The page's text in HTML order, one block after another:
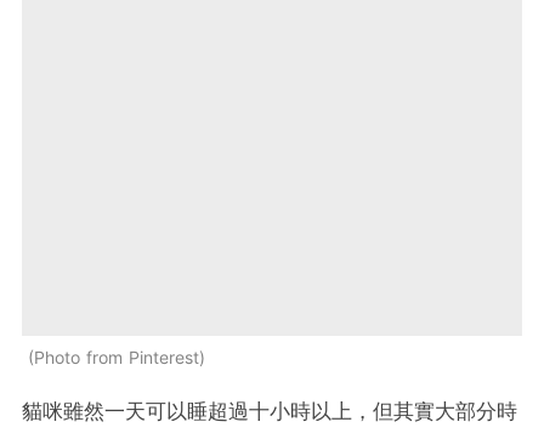
Photo from Pinterest
貓咪雖然一天可以睡超過十小時以上，但其實大部分時